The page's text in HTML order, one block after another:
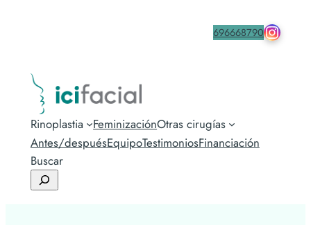
Contacta696668790
Rinoplastia FeminizaciónOtras cirugías
Antes/despuésEquipoTestimoniosFinanciación
Buscar